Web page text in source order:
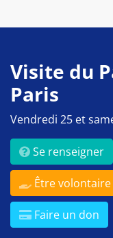
Visite du
Paris
Vendredi 25 et
Se renseigner
Être volontaire
Faire un don